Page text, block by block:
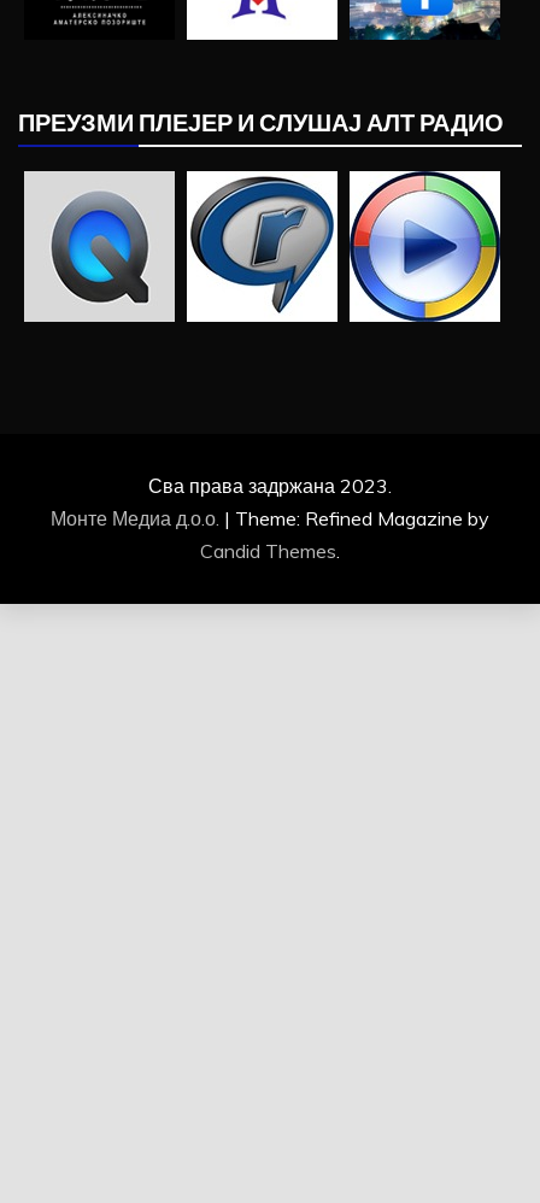
ПРЕУЗМИ ПЛЕЈЕР И СЛУШАЈ АЛТ РАДИО
Сва права задржана 2023.
Монте Медиа д.о.о. | Theme: Refined Magazine by
Candid Themes.